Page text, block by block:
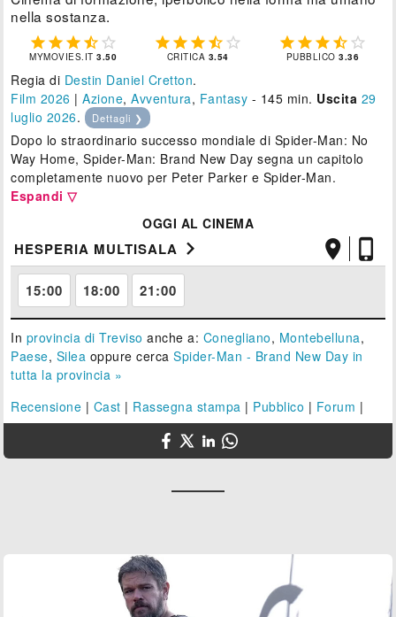
nella sostanza.
    
MYMOVIES.IT3.50
    
CRITICA 3.54
    
PUBBLICO3.36
Regia di Destin Daniel Cretton.
Film 2026 |Azione,Avventura, Fantasy - 145 min. Uscita 29
luglio 2026. Dettagli ❯
Dopo lo straordinario successo mondiale di Spider-Man: No
Way Home, Spider-Man: Brand New Day segna un capitolo
completamente nuovo per Peter Parker e Spider-Man.
Espandi ▽
OGGI AL CINEMA


HESPERIA MULTISALA 
15:00 18:00 21:00
In provincia di Treviso anche a: Conegliano, Montebelluna,
Paese, Silea oppure cercaSpider-Man - Brand New Day in
tutta la provincia »
Recensione | Cast | Rassegna stampa | Pubblico | Forum |